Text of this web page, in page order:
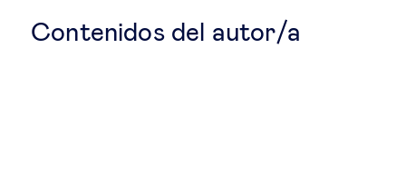
Cohesión social & integración
Contenidos del autor/a